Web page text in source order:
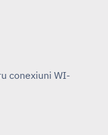
conexiuni WI-